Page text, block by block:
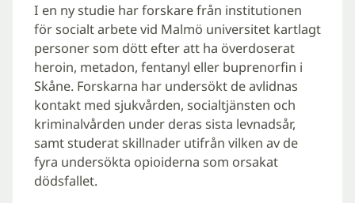
I en ny studie har forskare från institutionen
för socialt arbete vid Malmö universitet kartlagt
personer som dött efter att ha överdoserat
heroin, metadon, fentanyl eller buprenorfin i
Skåne. Forskarna har undersökt de avlidnas
kontakt med sjukvården, socialtjänsten och
kriminalvården under deras sista levnadsår,
samt studerat skillnader utifrån vilken av de
fyra undersökta opioiderna som orsakat
dödsfallet.